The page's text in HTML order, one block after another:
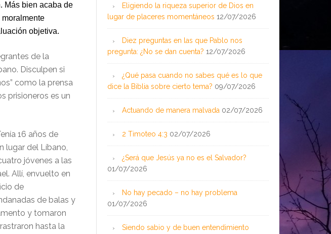
Más bien acaba de
objetiva.
de la
Disculpen si
como la prensa
prisioneros es un
16 años de
lugar del Líbano,
jóvenes a las
Allí, envuelto en
de
de balas y
y tomaron
hasta la
Eligiendo la riqueza superior de Dios en
lugar de placeres momentáneos 12/07/2026
Diez preguntas en las que Pablo nos
pregunta: ¿No se dan cuenta? 12/07/2026
¿Qué pasa cuando no sabes qué es lo que
dice la Biblia sobre cierto tema? 09/07/2026
Actuando de manera malvada 02/07/2026
2 Timoteo 4:3 02/07/2026
¿Será que Jesús ya no es el Salvador?
01/07/2026
No hay pecado – no hay problema
01/07/2026
Siendo sabio y de buen entendimiento